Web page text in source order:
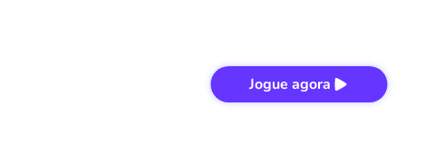
Jogue agora